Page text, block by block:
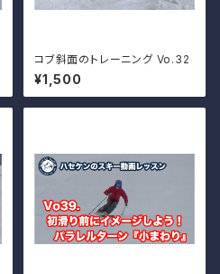
コブ斜面のトレーニング Vo.32
¥1,500